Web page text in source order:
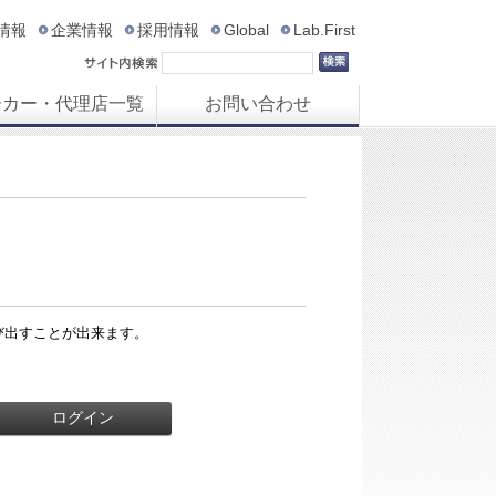
報 企業情報 採用情報 Global Lab.First
カー・代理店一覧 お問い合わせ
すことが出来ます。